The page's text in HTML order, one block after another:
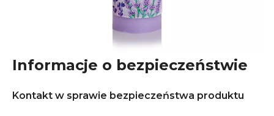
Informacje o bezpieczeństwie
Kontakt w sprawie bezpieczeństwa produktu